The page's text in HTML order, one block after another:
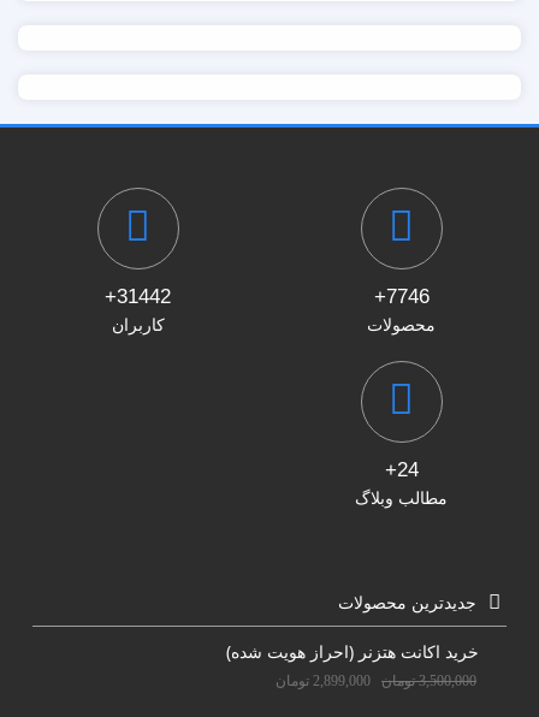
7746+
محصولات
31442+
کاربران
24+
مطالب وبلاگ
جدیدترین محصولات
خرید اکانت هتزنر (احراز هویت شده)
3,500,000 تومان 2,899,000 تومان